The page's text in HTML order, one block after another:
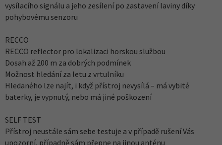
vysílacího signálu a jeho zesílení po zastavení laviny díky
pohybovému senzoru
RECCO
RECCO reflector pro lokalizaci horskou službou
Dosah až 200 m za dobrých podmínek
Možnost hledání za letu z vrtulníku
Hledaného lze najít, i když přístroj nevysílá – má vybité
baterky, je vypnutý, nebo má jiné poškození
SELF TEST
Přístroj neustále sám sebe testuje a v případě rušení Vás
upozorní, případně sám přepne na jinou anténu